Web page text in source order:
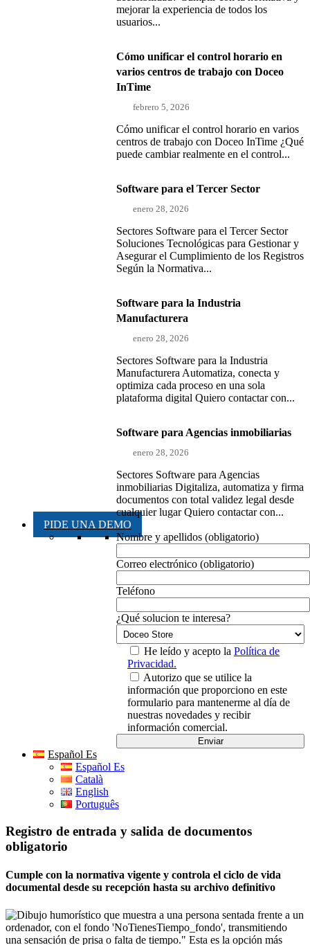
mejorar la experiencia de todos los
usuarios...
Cómo unificar el control horario en
varios centros de trabajo con Doceo
InTime
febrero 5, 2026
Cómo unificar el control horario en varios
centros de trabajo con Doceo InTime ¿Qué
puede cambiar realmente en el control...
Software para el Tercer Sector
enero 28, 2026
Sectores Software para el Tercer Sector
Soluciones Tecnológicas para Gestionar y
Asegurar el Cumplimiento de los Registros
Según la Normativa...
Software para la Industria
Manufacturera
enero 28, 2026
Sectores Software para la Industria
Manufacturera Automatiza, conecta y
optimiza cada proceso en una sola
plataforma digital Quiero contactar con...
Software para Agencias inmobiliarias
enero 28, 2026
Sectores Software para Agencias
inmobiliarias Digitaliza, automatiza y firma
documentos con total validez legal desde
cualquier lugar Quiero contactar con...
PIDE UNA DEMO
Nombre y apellidos (obligatorio)
Correo electrónico (obligatorio)
Teléfono
¿Qué solucion te interesa?
He leído y acepto la Política de
Privacidad.
Autorizo que se utilice la
información que proporciono en este
formulario para mantenerme al día de
nuestras novedades y recibir
información comercial.
Español Es
Español Es
Català
English
Português
Registro de entrada y salida de documentos
obligatorio
Cumple con la normativa vigente y controla el ciclo de vida
documental desde su recepción hasta su archivo definitivo